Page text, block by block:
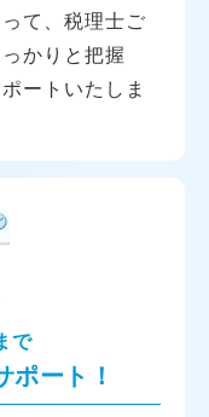
て、税理士ご
かりと把握
ートいたしま
で
ポート！